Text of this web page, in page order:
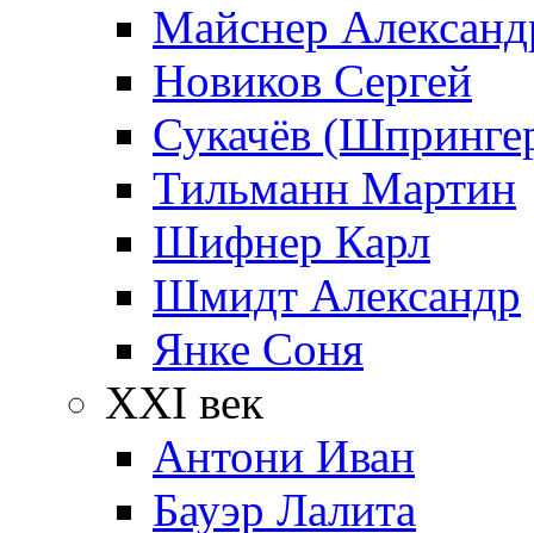
Майснер
Новиков Сергей
Сукачёв
Тильманн Мартин
Шифнер Карл
Шмидт Александр
Янке Соня
XXI век
Антони Иван
Бауэр Лалита